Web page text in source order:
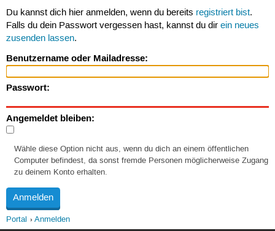
Du kannst dich hier anmelden, wenn du bereits registriert bist.
Falls du dein Passwort vergessen hast, kannst du dir ein neues
zusenden lassen.
Benutzername oder Mailadresse:
Passwort:
Angemeldet bleiben:
Wähle diese Option nicht aus, wenn du dich an einem öffentlichen
Computer befindest, da sonst fremde Personen möglicherweise Zugang
zu deinem Konto erhalten.
Portal Anmelden